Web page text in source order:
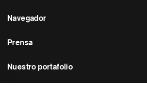
Navegador
Prensa
Nuestro portafolio